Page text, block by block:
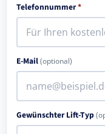
Telefonnummer*
E-Mail(optional)
Gewünschter Lift-Typ